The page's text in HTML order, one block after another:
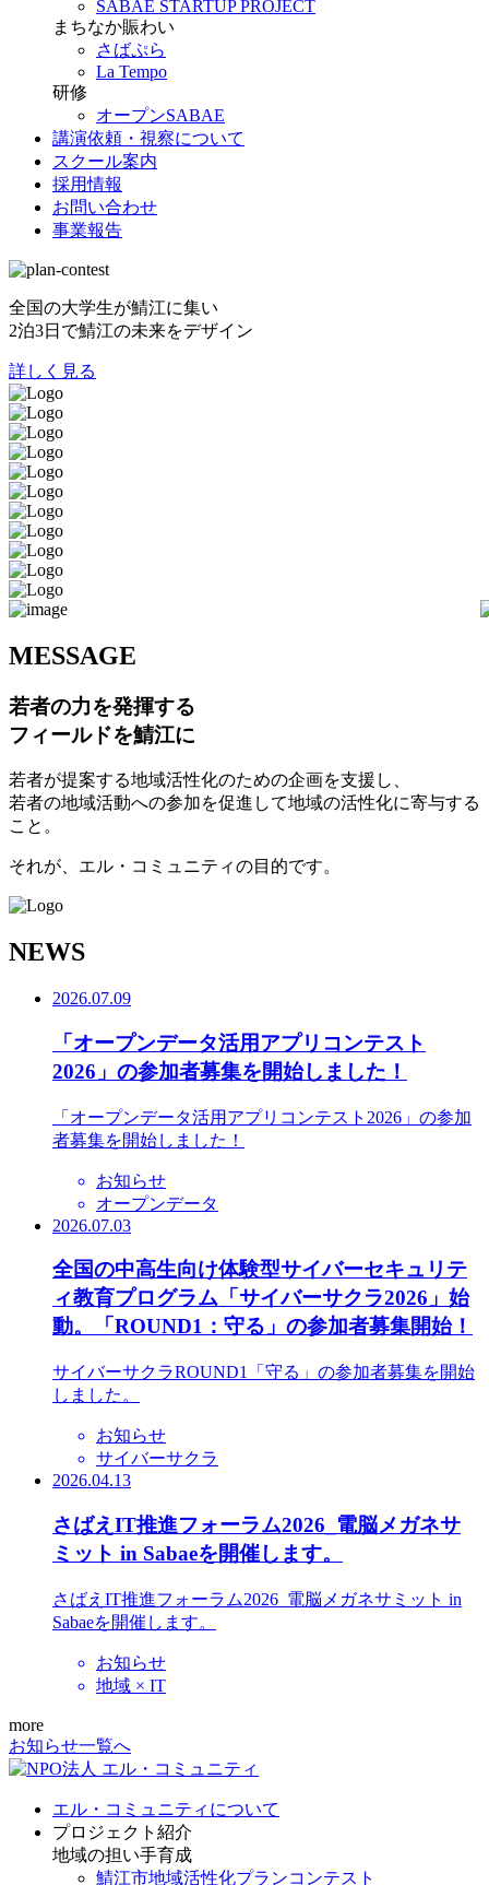
SABAE STARTUP PROJECT
まちなか賑わい
さばぷら
La Tempo
研修
オープンSABAE
講演依頼・視察について
スクール案内
採用情報
お問い合わせ
事業報告
全国の大学生が鯖江に集い
2泊3日で鯖江の未来をデザイン
詳しく見る
MESSAGE
若者の力を発揮する
フィールドを鯖江に
若者が提案する地域活性化のための企画を支援し、
若者の地域活動への参加を促進して地域の活性化に寄与する
こと。
それが、エル・コミュニティの目的です。
NEWS
2026.07.09
「オープンデータ活用アプリコンテスト
2026」の参加者募集を開始しました！
「オープンデータ活用アプリコンテスト2026」の参加
者募集を開始しました！
お知らせ
オープンデータ
2026.07.03
全国の中高生向け体験型サイバーセキュリテ
ィ教育プログラム「サイバーサクラ2026」始
動。「ROUND1：守る」の参加者募集開始！
サイバーサクラROUND1「守る」の参加者募集を開始
しました。
お知らせ
サイバーサクラ
2026.04.13
さばえIT推進フォーラム2026_電脳メガネサ
ミット in Sabaeを開催します。
さばえIT推進フォーラム2026_電脳メガネサミット in
Sabaeを開催します。
お知らせ
地域 × IT
more
お知らせ一覧へ
エル・コミュニティについて
プロジェクト紹介
地域の担い手育成
鯖江市地域活性化プランコンテスト